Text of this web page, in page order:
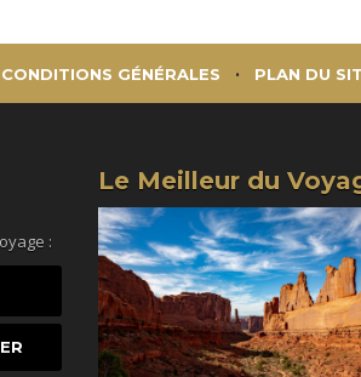
CONDITIONS GÉNÉRALES PLAN DU
:
Le Meilleur du